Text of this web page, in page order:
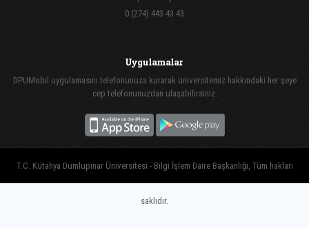
0 (274) 443 43 43
Uygulamalar
DPUMobil uygulamasını telefonunuza kurarak üniversitemiz hakkındaki her şeye
cep telefonunuzdan ulaşabilirsiniz.
T.C. Kütahya Dumlupınar Üniversitesi - Bilgi İşlem Daire Başkanlığı, Tüm hakları
saklıdır.